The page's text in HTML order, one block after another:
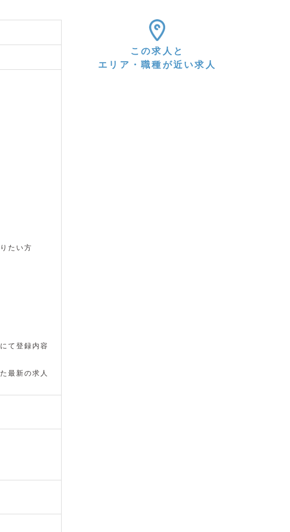
たい方
て登録内容
最新の求人
この求人と
エリア・職種が近い求人